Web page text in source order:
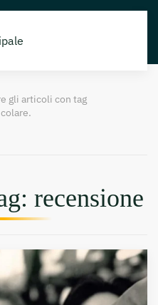
gli articoli con tag
recensione